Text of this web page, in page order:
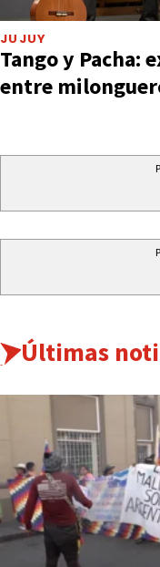
JUJUY
Tango y Pacha:
entre
Últimas